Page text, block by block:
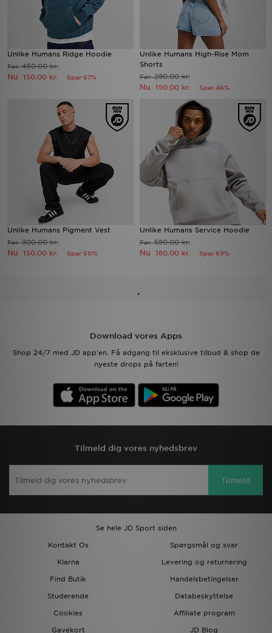
Unlike Humans Ridge Hoodie
Før450.00 kr.
Nu 150.00 kr. Spar 67%
Unlike Humans High-Rise Mom
Shorts
Før280.00 kr.
Nu 150.00 kr. Spar 46%
Unlike Humans Pigment Vest
Før300.00 kr.
Nu 150.00 kr. Spar 50%
Unlike Humans Service Hoodie
Før580.00 kr.
Nu 180.00 kr. Spar 69%
Download vores Apps
Shop 24/7 med JD app'en. Få adgang til eksklusive tilbud & shop de
nyeste drops på farten!
Tilmeld dig vores nyhedsbrev
Tilmeld
Se hele JD Sport siden
Kontakt Os
Spørgsmål og svar
Klarna
Levering og returnering
Find Butik
Handelsbetingelser
Studerende
Databeskyttelse
Cookies
Affiliate program
Gavekort
JD Blog